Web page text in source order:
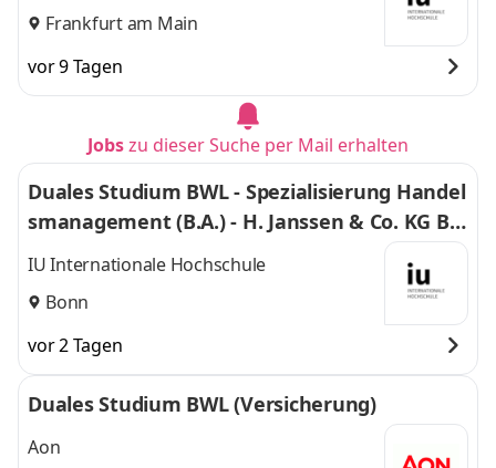
Frankfurt am Main
vor 9 Tagen
Jobszu dieser Suche per Mail erhalten
Duales Studium BWL - Spezialisierung Handel
smanagement (B.A.) - H. Janssen & Co. KG Bo
nn
IU Internationale Hochschule
Bonn
vor 2 Tagen
Duales Studium BWL (Versicherung)
Aon